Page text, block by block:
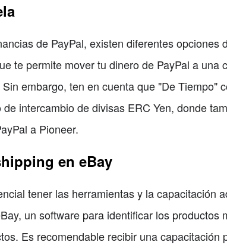
de PayPal, existen diferentes opciones
te permite mover tu dinero de PayPal a una
embargo, ten en cuenta que "De Tiempo"
intercambio de divisas ERC Yen, donde
a Pioneer.
en eBay
tener las herramientas y la capacitación
un software para identificar los productos
Es recomendable recibir una capacitación